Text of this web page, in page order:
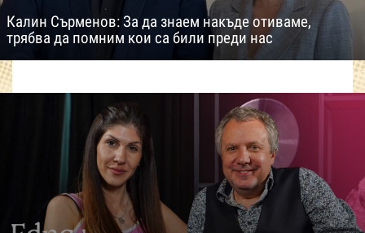
Калин Сърменов: За да знаем накъде отиваме,
трябва да помним кои са били преди нас